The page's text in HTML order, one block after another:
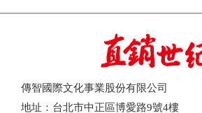
傳智國際文化事業股份有限公司
地址：台北市中正區博愛路9號4樓